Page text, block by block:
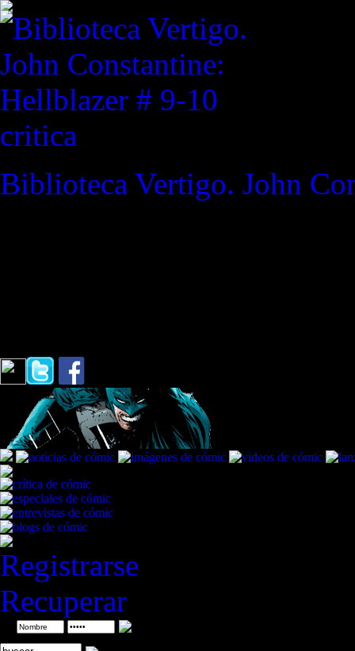
critica
Biblioteca Vertigo. John
Registrarse
Recuperar